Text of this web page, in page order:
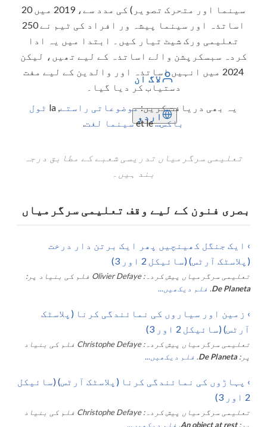
لاگ ان
اردو
سینما اور متحرک تصویر) کی مدد سے، 2019 میں 20
اساتذہ اور سینما پیشہ ور افراد کی ٹیم نے 250
تعلیمی ورک شیٹ تیار کیں۔ ابتدا میں یہ ادا
کردہ سبسکرپشن والے اساتذہ کے لیے تھیں، لیکن
2024 میں انہیں اساتذہ اور والدین کے لیے مفت
دستیاب کر دیا گیا۔
یہ بھی دریافت کریں:موضوعاتی راستے, la
ٹول
باکس...et le سینما لغت.
تعلیمی سرگرمیاں تدریسی شعبے کے مطابق درجہ
بند ہیں۔
بصری فنون کے لیے وقف تعلیمی سرگرمیاں
› ایک جنگل کھینچیں پھر ایک برتن دار درخت
(پلاسٹک آرٹس) (سائیکل 2 اور 3)
تعلیمی سرگرمیاں پیش کردہ: Olivier Defaye فلم کی بنیاد پر:
De Planeta
. فلم دیکھیں...
› زمین اور سیاروں کی نمائندگی کرنا (پلاسٹک
آرٹس) (سائیکل 2 اور 3)
تعلیمی سرگرمیاں پیش کردہ: Christophe Defaye فلم کی بنیاد
پر: De Planeta
. فلم دیکھیں...
› پہاڑوں کی نمائندگی کرنا (پلاسٹک آرٹس) (سائیکل
2 اور 3)
تعلیمی سرگرمیاں پیش کردہ: Christophe Defaye فلم کی بنیاد
پر: An object at rest
. فلم دیکھیں...